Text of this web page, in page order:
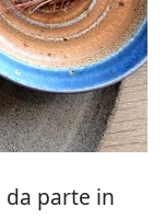
parte in